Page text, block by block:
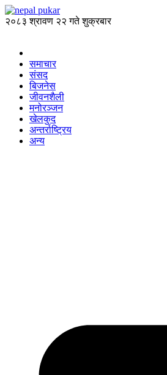
२०८३ श्रावण २२ गते शुक्रबार
समाचार
संसद
बिजनेस
जीवनशैली
मनोरञ्जन
खेलकुद
अन्तर्राष्ट्रिय
अन्य